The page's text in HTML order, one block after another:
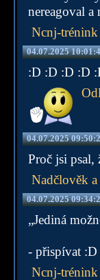
nereagoval
Ncnj-trénink
04.07.2025
:D :D :D :D
04.07.2025
Proč jsi psal,
Nadčlověk
04.07.2025
„Jediná
- přispívat :D
Ncnj-trénink